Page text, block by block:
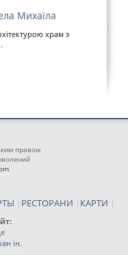
Михаїла
храм з
правом
| РЕСТОРАНИ | КАРТИ |
ін.